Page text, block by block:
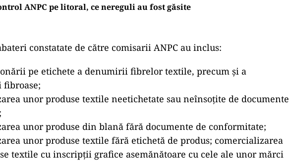
ANPC pe litoral, ce nereguli au fost găsite
constatate de către comisarii ANPC au inclus:
pe etichete a denumirii fibrelor textile, precum şi a
fibroase;
unor produse textile neetichetate sau neînsoţite de documente
unor produse din blană fără documente de conformitate;
unor produse textile fără etichetă de produs; comercializarea
textile cu inscripţii grafice asemănătoare cu cele ale unor mărci